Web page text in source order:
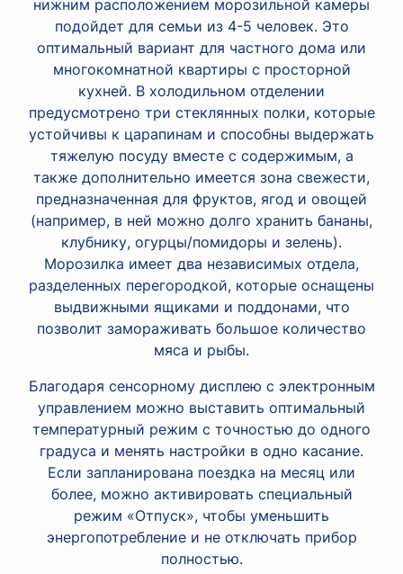
нижним расположением морозильной камеры
подойдет для семьи из 4-5 человек. Это
оптимальный вариант для частного дома или
многокомнатной квартиры с просторной
кухней. В холодильном отделении
предусмотрено три стеклянных полки, которые
устойчивы к царапинам и способны выдержать
тяжелую посуду вместе с содержимым, а
также дополнительно имеется зона свежести,
предназначенная для фруктов, ягод и овощей
(например, в ней можно долго хранить бананы,
клубнику, огурцы/помидоры и зелень).
Морозилка имеет два независимых отдела,
разделенных перегородкой, которые оснащены
выдвижными ящиками и поддонами, что
позволит замораживать большое количество
мяса и рыбы.
Благодаря сенсорному дисплею с электронным
управлением можно выставить оптимальный
температурный режим с точностью до одного
градуса и менять настройки в одно касание.
Если запланирована поездка на месяц или
более, можно активировать специальный
режим «Отпуск», чтобы уменьшить
энергопотребление и не отключать прибор
полностью.